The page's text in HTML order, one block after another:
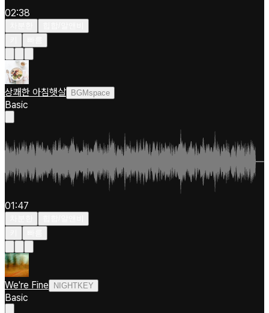
02:38
상쾌한 아침햇살 BGMspace
Basic
01:47
We're Fine NIGHTKEY
Basic